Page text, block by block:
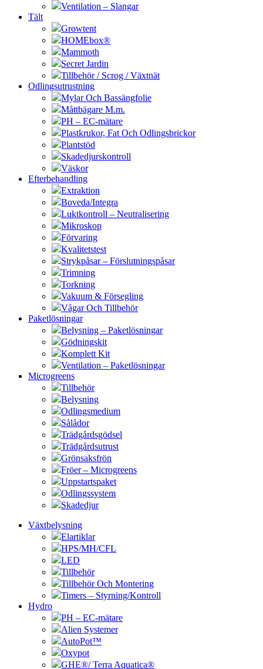
Ventilation – Slangar
Tält
Growtent
HOMEbox®
Mammoth
Secret Jardin
Tillbehör / Scrog / Växtnät
Odlingsutrustning
Mylar Och Bassängfolie
Måttbägare M.m.
PH – EC-mätare
Plastkrukor, Fat Och Odlingsbrickor
Plantstöd
Skadedjurskontroll
Väskor
Efterbehandling
Extraktion
Boveda/Integra
Luktkontroll – Neutralisering
Mikroskop
Förvaring
Kvalitetstest
Strykpåsar – Förslutningspåsar
Trimning
Torkning
Vakuum & Försegling
Vågar Och Tillbehör
Paketlösningar
Belysning – Paketlösningar
Gödningskit
Komplett Kit
Ventilation – Paketlösningar
Microgreens
Tillbehör
Belysning
Odlingsmedium
Sålådor
Trädgårdsgödsel
Trädgårdsutrust
Grönsaksfrön
Fröer – Microgreens
Uppstartspaket
Odlingssystem
Skadedjur
Växtbelysning
Elartiklar
HPS/MH/CFL
LED
Tillbehör
Tillbehör Och Montering
Timers – Styrning/Kontroll
Hydro
PH – EC-mätare
Alien Systemer
AutoPot™
Oxypot
GHE®/ Terra Aquatica®